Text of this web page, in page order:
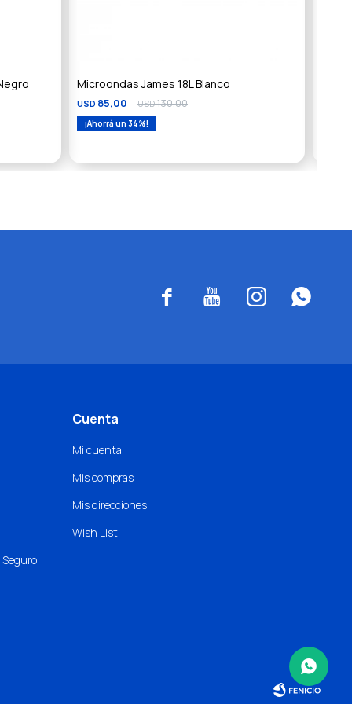
Microondas James 18L Blanco
USD 85,00 USD130,00
34
   
Cuenta
Mi cuenta
Mis compras
Mis direcciones
Wish List